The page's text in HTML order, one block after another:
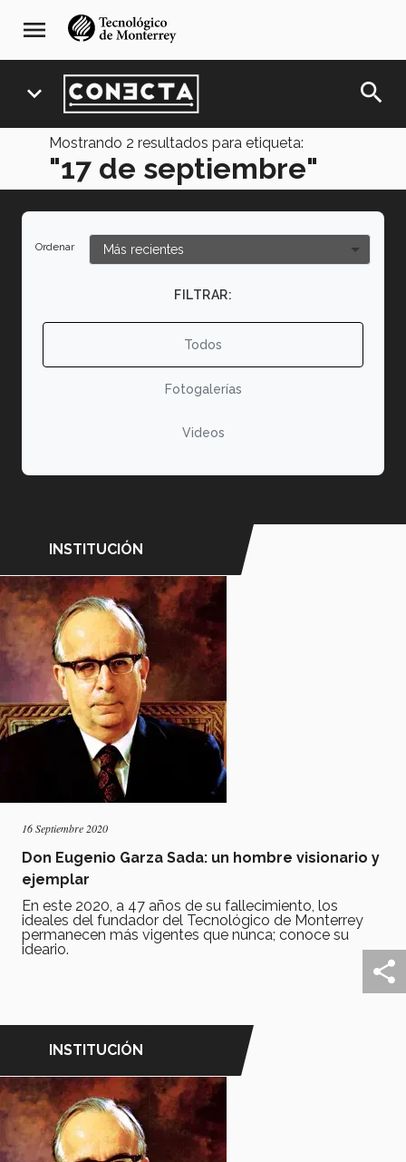
navegación
principal
menu
expand_more search
Mostrando 2 resultados para etiqueta:
"17 de septiembre"
Ordenar
FILTRAR:
Todos
Fotogalerías
Videos
INSTITUCIÓN
16 Septiembre 2020
Don Eugenio Garza Sada: un hombre visionario y
ejemplar
En este 2020, a 47 años de su fallecimiento, los
ideales del fundador del Tecnológico de Monterrey
permanecen más vigentes que nunca; conoce su
ideario.
INSTITUCIÓN